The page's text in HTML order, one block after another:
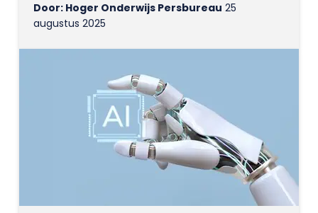
Door: Hoger Onderwijs Persbureau 25
augustus 2025